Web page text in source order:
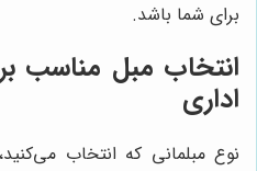
برای شما باشد.
انتخاب مبل مناسب
اداری
نوع مبلمانی که انتخاب